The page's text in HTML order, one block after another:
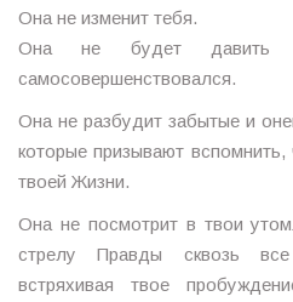
Она не изменит тебя.
Она не будет
самосовершенствовался.
Она не разбудит забытые и
которые призывают
твоей Жизни.
Она не посмотрит в твои
стрелу Правды сквозь
встряхивая твое